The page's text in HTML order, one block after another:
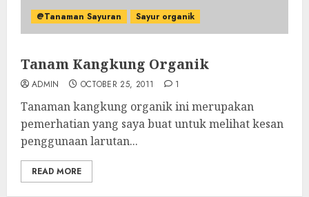
@Tanaman Sayuran Sayur organik
Tanam Kangkung Organik
ADMIN OCTOBER 25, 2011 1
Tanaman kangkung organik ini merupakan
pemerhatian yang saya buat untuk melihat kesan
penggunaan larutan...
READ MORE